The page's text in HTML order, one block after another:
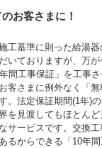
お客さまに！
工基準に則った給湯
いておりますが、万が
間工事保証」を工事
客さまに例外なく「
。法定保証期間(1年)
を見渡してもほとんど
サービスです。交換
るからできる「10年